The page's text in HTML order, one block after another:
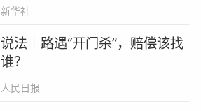
新华社
说法｜路遇“开门杀”，赔偿该找
谁？
人民日报